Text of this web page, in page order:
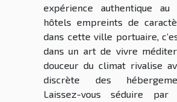
expérience authentique
hôtels empreints de
dans cette ville portuaire,
dans un art de vivre
douceur du climat rivalise
discrète des
Laissez-vous séduire par